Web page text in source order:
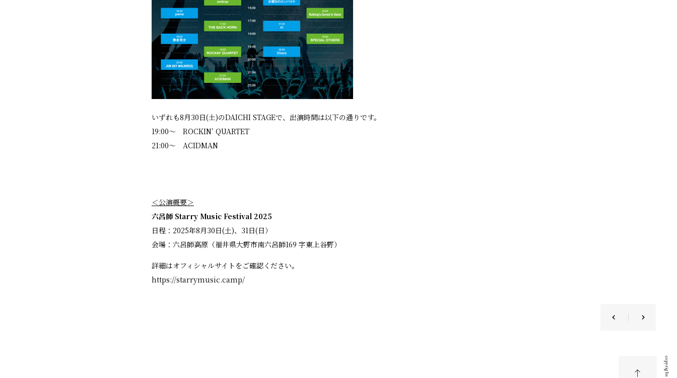
いずれも8月30日(土)のDAICHI STAGEで、出演時間は以下の通りです。
19:00〜 ROCKIN’ QUARTET
21:00〜 ACIDMAN
＜公演概要＞
六呂師 Starry Music Festival 2025
⽇程：2025年8⽉30⽇(⼟)、31⽇(⽇）
会場：六呂師⾼原（福井県⼤野市南六呂師169 字東上⾕野）
詳細はオフィシャルサイトをご確認ください。
https://starrymusic.camp/